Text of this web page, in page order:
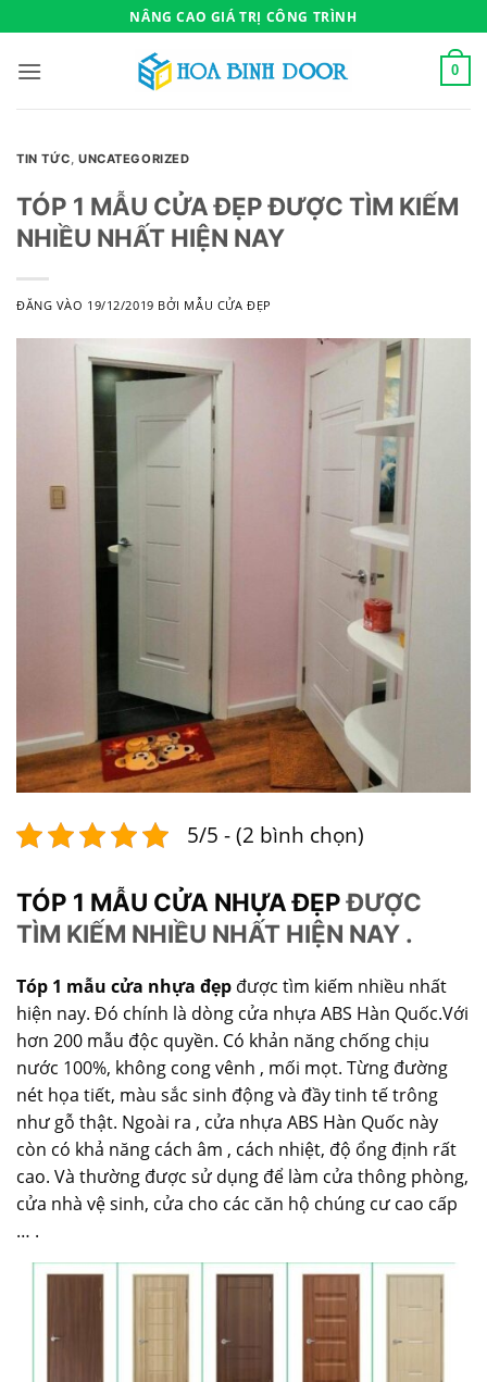
qua
nội
NÂNG CAO GIÁ TRỊ CÔNG TRÌNH
0
TIN TỨC,UNCATEGORIZED
TÓP 1 MẪU CỬA ĐẸP ĐƯỢC TÌM KIẾM
NHIỀU NHẤT HIỆN NAY
ĐĂNG VÀO 19/12/2019 BỞI MẪU CỬA ĐẸP
5/5 - (2 bình chọn)
TÓP 1 MẪU CỬA NHỰA ĐẸPĐƯỢC
TÌM KIẾM NHIỀU NHẤT HIỆN NAY .
Tóp 1 mẫu cửa nhựa đẹp được tìm kiếm nhiều nhất
hiện nay. Đó chính là dòng cửa nhựa ABS Hàn Quốc.Với
hơn 200 mẫu độc quyền. Có khản năng chống chịu
nước 100%, không cong vênh , mối mọt. Từng đường
nét họa tiết, màu sắc sinh động và đầy tinh tế trông
như gỗ thật. Ngoài ra , cửa nhựa ABS Hàn Quốc này
còn có khả năng cách âm , cách nhiệt, độ ổng định rất
cao. Và thường được sử dụng để làm cửa thông phòng,
cửa nhà vệ sinh, cửa cho các căn hộ chúng cư cao cấp
… .